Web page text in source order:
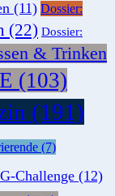
(11) Dossier:
(22) Dossier:
& Trinken
(103)
(191)
(7)
Challenge (12)